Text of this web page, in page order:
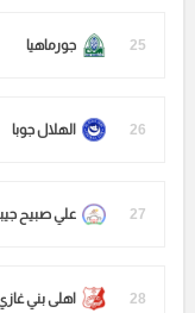
25 جورماهيا
26 الهلال جوبا
27 علي صبيح
28 اهلى بني